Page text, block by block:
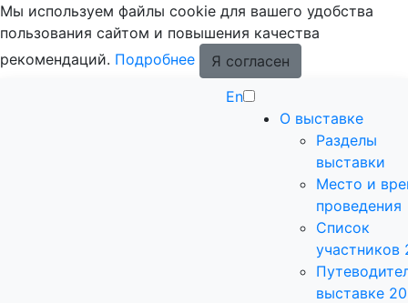
Мы используем файлы cookie для вашего удобства
пользования сайтом и повышения качества
рекомендаций. Подробнее
Я согласен
En
О выставке
Разделы
выставки
Место и
проведения
Список
участников
выставке